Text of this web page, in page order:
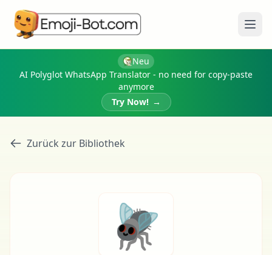
Neu
AI Polyglot WhatsApp Translator - no need for copy-paste
anymore
Try Now! →
Zurück zur Bibliothek
🪰